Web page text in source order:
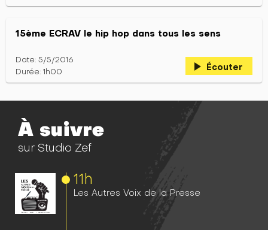
À suivre
sur Studio Zef
11h
Les Autres Voix de la Presse
15ème ECRAV le hip hop dans tous les sens
Date: 5/5/2016
Durée: 1h00
play_arrow Écouter